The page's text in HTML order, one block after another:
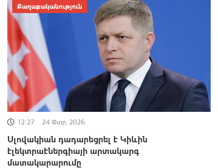
12:27 24 Փտր, 2026
Սլովակիան դադարեցրել է Կիևին
էլեկտրաէներգիայի արտակարգ
մատակարարումը
Քաղաքականություն